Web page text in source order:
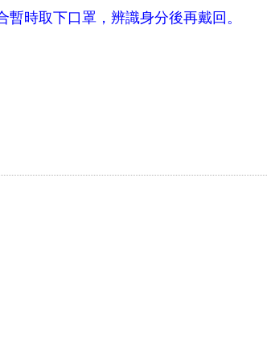
時取下口罩，辨識身分後再戴回。